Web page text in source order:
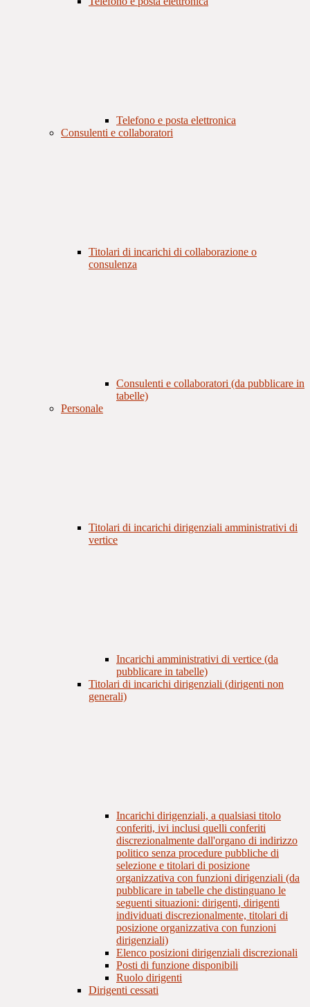
Telefono e posta elettronica
Consulenti e collaboratori
Titolari di incarichi di collaborazione o
consulenza
Consulenti e collaboratori (da pubblicare in
tabelle)
Personale
Titolari di incarichi dirigenziali amministrativi di
vertice
Incarichi amministrativi di vertice (da
pubblicare in tabelle)
Titolari di incarichi dirigenziali (dirigenti non
generali)
Incarichi dirigenziali, a qualsiasi titolo
conferiti, ivi inclusi quelli conferiti
discrezionalmente dall'organo di indirizzo
politico senza procedure pubbliche di
selezione e titolari di posizione
organizzativa con funzioni dirigenziali (da
pubblicare in tabelle che distinguano le
seguenti situazioni: dirigenti, dirigenti
individuati discrezionalmente, titolari di
posizione organizzativa con funzioni
dirigenziali)
Elenco posizioni dirigenziali discrezionali
Posti di funzione disponibili
Ruolo dirigenti
Dirigenti cessati